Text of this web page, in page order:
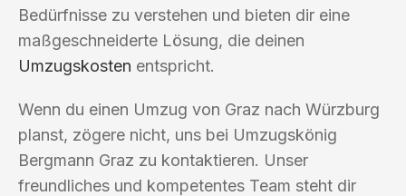
Bedürfnisse zu verstehen und bieten dir eine
maßgeschneiderte Lösung, die deinen
Umzugskosten entspricht.
Wenn du einen Umzug von Graz nach Würzburg
planst, zögere nicht, uns bei Umzugskönig
Bergmann Graz zu kontaktieren. Unser
freundliches und kompetentes Team steht dir